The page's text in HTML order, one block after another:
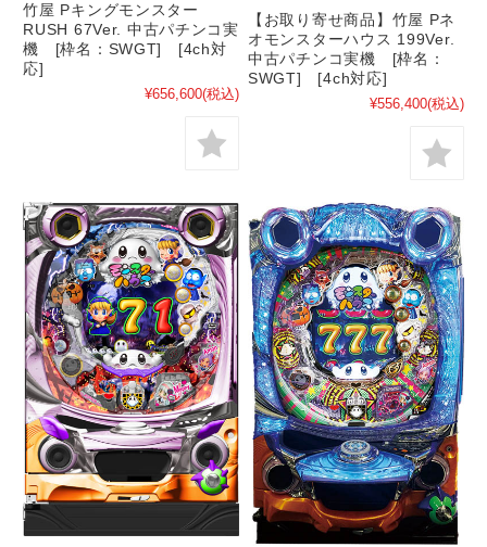
竹屋 Pキングモンスター
RUSH 67Ver. 中古パチンコ実
機 [枠名：SWGT] [4ch対
応]
¥656,600(税込)
【お取り寄せ商品】竹屋 Pネ
オモンスターハウス 199Ver.
中古パチンコ実機 [枠名：
SWGT] [4ch対応]
¥556,400(税込)